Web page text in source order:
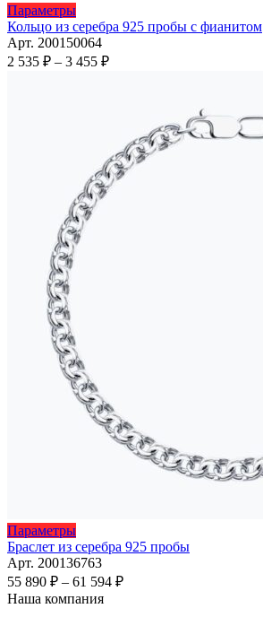
ПараметрыЭтот
товар
имеет
несколько
странице
товара.
Кольцо из серебра 925 пробы с фианитом
Арт. 200150064
2 535 ₽ – 3 455 ₽Диапазон
455 ₽
ПараметрыЭтот
товар
имеет
несколько
вариаций.
Браслет из серебра 925 пробы
Арт. 200136763
55 890 ₽ – 61 594 ₽Диапазон
Наша компания